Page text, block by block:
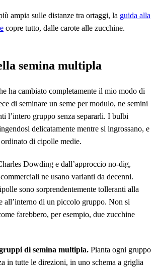
ampia sulle distanze tra ortaggi, la guida alla
copre tutto, dalle carote alle zucchine.
semina multipla
ha cambiato completamente il mio modo di
di seminare un seme per modulo, ne semini
l’intero gruppo senza separarli. I bulbi
delicatamente mentre si ingrossano, e
di cipolle medie.
Dowding e dall’approccio no-dig,
ne usano varianti da decenni.
sono sorprendentemente tolleranti alla
all’interno di un piccolo gruppo. Non si
farebbero, per esempio, due zucchine
di semina multipla. Pianta ogni gruppo
in tutte le direzioni, in uno schema a griglia